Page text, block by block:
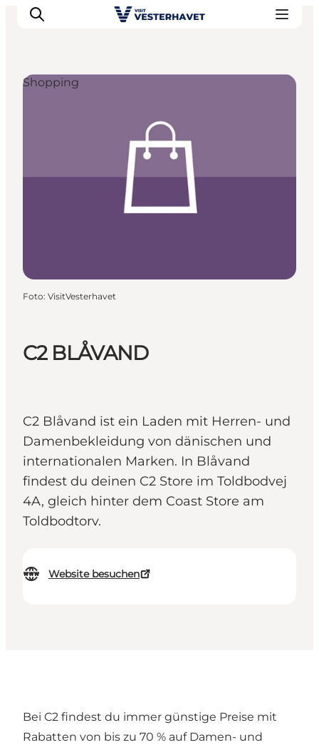
Unsere Städte
Essen & Übernachtung
Tickets kaufen
C2 BLÅVAND
C2 Blåvand ist ein Laden mit Herren- und
Damenbekleidung von dänischen und
internationalen Marken. In Blåvand
findest du deinen C2 Store im Toldbodvej
4A, gleich hinter dem Coast Store am
Toldbodtorv.
Website besuchen
Shopping
Foto: VisitVesterhavet
Bei C2 findest du immer günstige Preise mit
Rabatten von bis zu 70 % auf Damen- und